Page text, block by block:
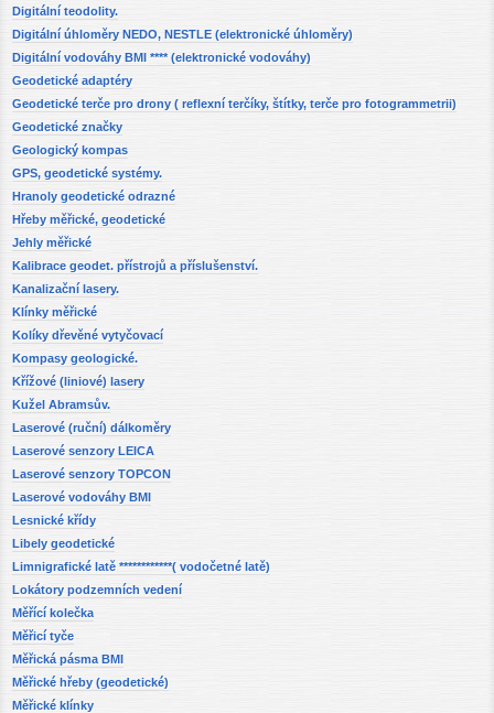
Digitální teodolity.
Digitální úhloměry NEDO, NESTLE (elektronické úhloměry)
Digitální vodováhy BMI **** (elektronické vodováhy)
Geodetické adaptéry
Geodetické terče pro drony ( reflexní terčíky, štítky, terče pro fotogrammetrii)
Geodetické značky
Geologický kompas
GPS, geodetické systémy.
Hranoly geodetické odrazné
Hřeby měřické, geodetické
Jehly měřické
Kalibrace geodet. přístrojů a příslušenství.
Kanalizační lasery.
Klínky měřické
Kolíky dřevěné vytyčovací
Kompasy geologické.
Křížové (liniové) lasery
Kužel Abramsův.
Laserové (ruční) dálkoměry
Laserové senzory LEICA
Laserové senzory TOPCON
Laserové vodováhy BMI
Lesnické křídy
Libely geodetické
Limnigrafické latě ************( vodočetné latě)
Lokátory podzemních vedení
Měřící kolečka
Měřicí tyče
Měřická pásma BMI
Měřické hřeby (geodetické)
Měřické klínky